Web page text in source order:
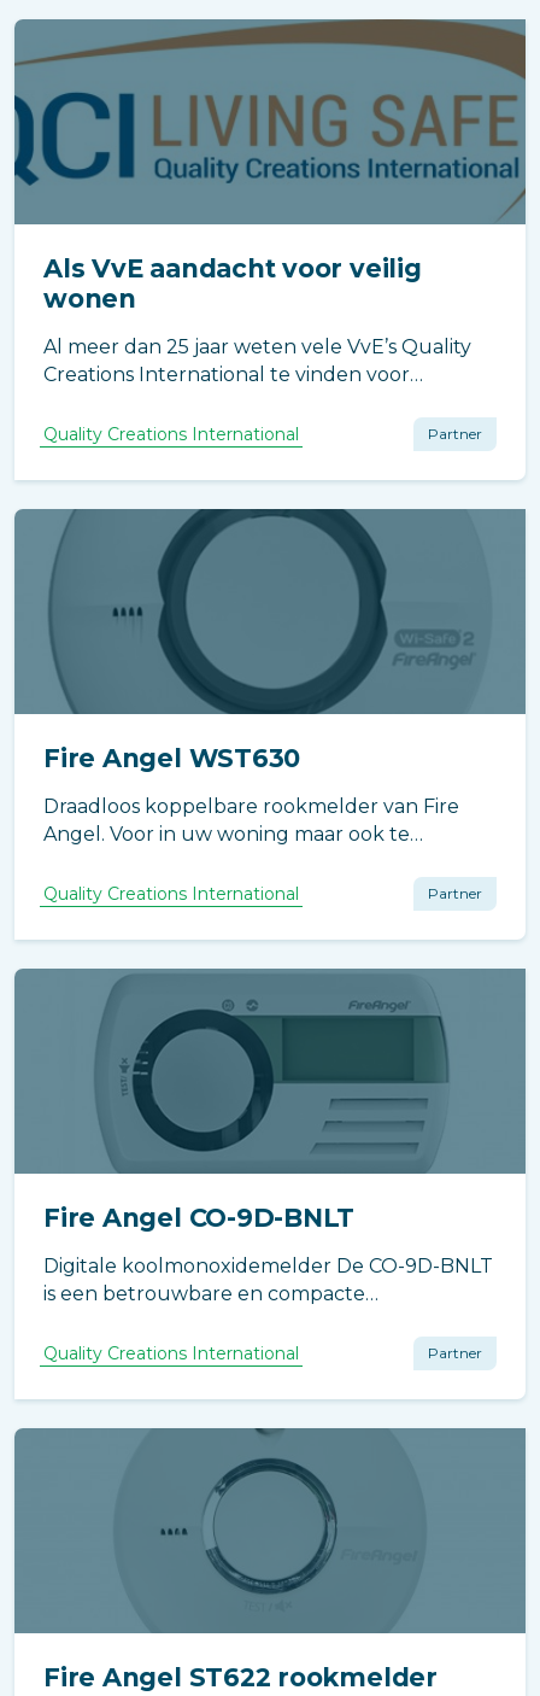
Als VvE aandacht voor veilig
wonen
Al meer dan 25 jaar weten vele VvE’s Quality
Creations International te vinden voor
advies over rookmelders en
Quality Creations International Partner
Fire Angel WST630
Draadloos koppelbare rookmelder van Fire
Angel. Voor in uw woning maar ook te
middel van een aparte locatie-schakelaar zeer
Quality Creations International Partner
Fire Angel CO-9D-BNLT
Digitale koolmonoxidemelder De CO-9D-BNLT
is een betrouwbare en compacte
hoogwaardige sensor wat zorgt voor een
betrouwbare en precieze melding bij een te
hoge concentratie koolmonoxide.
Quality Creations International Partner
Fire Angel ST622 rookmelder